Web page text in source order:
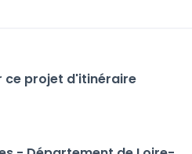
nouvel onglet)
intercommunalités :
général du
d'exposition visibles
ce projet d'itinéraire